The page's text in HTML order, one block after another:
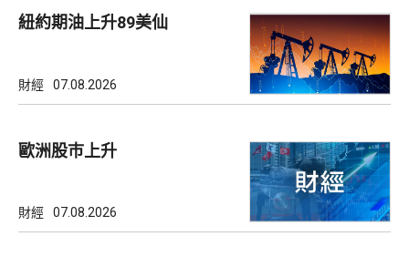
紐約期油上升89美仙
財經 07.08.2026
歐洲股巿上升
財經 07.08.2026